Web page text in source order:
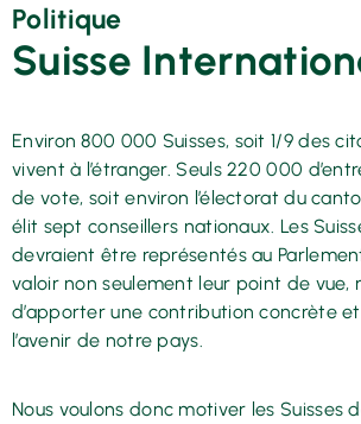
Politique
Suisse
Environ 800 000 Suisses, soit 1/9 des
vivent à l’étranger. Seuls 220 000
de vote, soit environ l’électorat du
élit sept conseillers nationaux. Les
devraient être représentés au
valoir non seulement leur point de vue,
d’apporter une contribution concrète
l’avenir de notre pays.
Nous voulons donc motiver les Suisses